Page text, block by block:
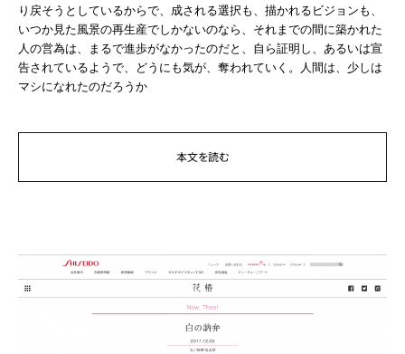
り戻そうとしているからで、成される選択も、描かれるビジョンも、
いつか見た風景の再生産でしかないのなら、それまでの間に築かれた
人の営為は、まるで進歩がなかったのだと、自ら証明し、あるいは宣
告されているようで、どうにも気が、奪われていく。人間は、少しは
マシになれたのだろうか
本文を読む